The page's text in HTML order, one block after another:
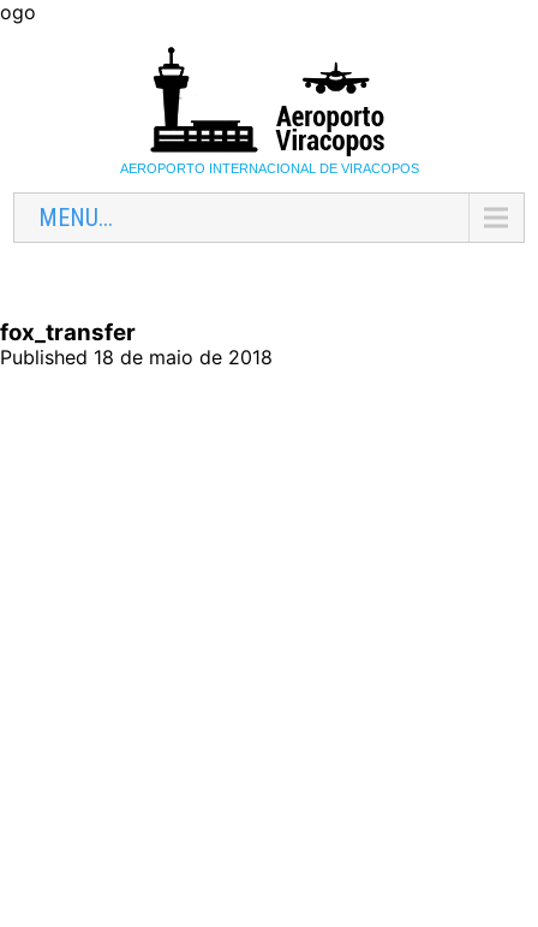
ogo
AEROPORTO INTERNACIONAL DE VIRACOPOS
MENU...
fox_transfer
Published 18 de maio de 2018